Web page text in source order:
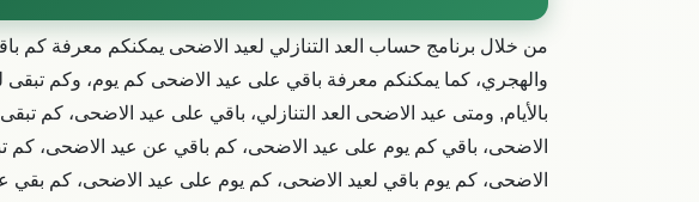
من خلال برنامج حساب العد التنازلي لعيد الاضحى يمكنكم معرفة كم
والهجري، كما يمكنكم معرفة باقي على عيد الاضحى كم يوم، وكم تبقى
بالأيام, ومتى عيد الاضحى العد التنازلي، باقي على عيد الاضحى، كم
الاضحى، باقي كم يوم على عيد الاضحى، كم باقي عن عيد الاضحى، كم
الاضحى، كم يوم باقي لعيد الاضحى، كم يوم على عيد الاضحى، كم